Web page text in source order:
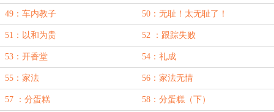
49：车内教子 50：无耻！太无耻了！
51：以和为贵 52 ：跟踪失败
53：开香堂 54：礼成
55：家法 56：家法无情
57 ：分蛋糕 58：分蛋糕（下）